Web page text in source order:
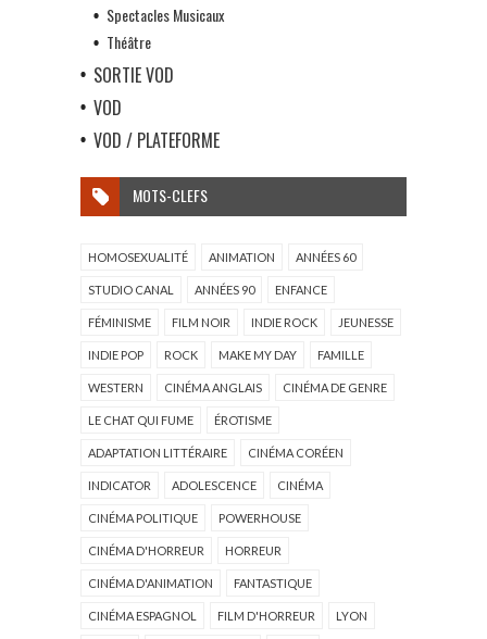
Spectacles Musicaux
Théâtre
SORTIE VOD
VOD
VOD / PLATEFORME
MOTS-CLEFS
HOMOSEXUALITÉ ANIMATION ANNÉES 60
STUDIO CANAL ANNÉES 90 ENFANCE
FÉMINISME FILM NOIR INDIE ROCK JEUNESSE
INDIE POP ROCK MAKE MY DAY FAMILLE
WESTERN CINÉMA ANGLAIS CINÉMA DE GENRE
LE CHAT QUI FUME ÉROTISME
ADAPTATION LITTÉRAIRE CINÉMA CORÉEN
INDICATOR ADOLESCENCE CINÉMA
CINÉMA POLITIQUE POWERHOUSE
CINÉMA D'HORREUR HORREUR
CINÉMA D'ANIMATION FANTASTIQUE
CINÉMA ESPAGNOL FILM D'HORREUR LYON